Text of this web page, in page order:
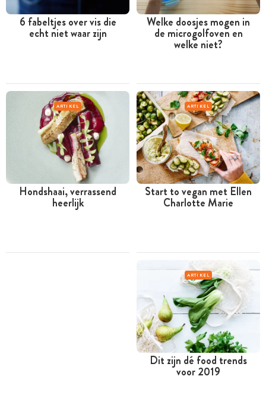
6 fabeltjes over vis die
echt niet waar zijn
Welke doosjes mogen in
de microgolfoven en
welke niet?
ARTIKEL
Hondshaai, verrassend
heerlijk
ARTIKEL
Start to vegan met Ellen
Charlotte Marie
ARTIKEL
Dit zijn dé food trends
voor 2019